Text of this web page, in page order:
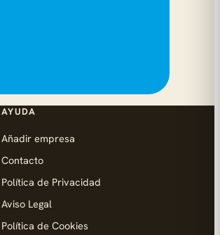
AYUDA
Añadir empresa
Contacto
Política de Privacidad
Aviso Legal
Política de Cookies